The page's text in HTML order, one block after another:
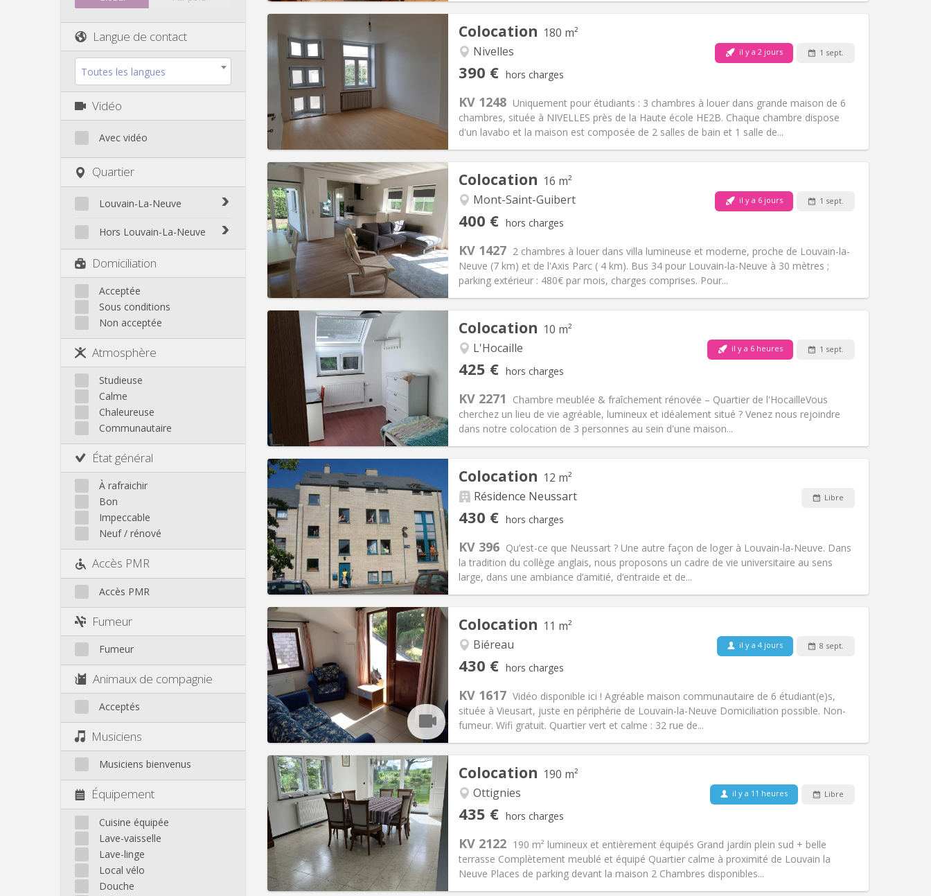
Langue de contact
Toutes les langues
Vidéo
Avec vidéo
Quartier
Louvain-La-Neuve
Biéreau
Centre
L'Hocaille
La Baraque
Lauzelle
Les Bruyères
Hors Louvain-La-Neuve
Genappe
Mont-Saint-Guibert
Nivelles
Ottignies
Rixensart
Walhain
Wavre
Autre
Domiciliation
Acceptée
Sous conditions
Non acceptée
Atmosphère
Studieuse
Calme
Chaleureuse
Communautaire
État général
À rafraichir
Bon
Impeccable
Neuf / rénové
Accès PMR
Accès PMR
Fumeur
Fumeur
Animaux de compagnie
Acceptés
Musiciens
Musiciens bienvenus
Équipement
Cuisine équipée
Lave-vaisselle
Lave-linge
Local vélo
Douche
Colocation 180 m²
Nivelles
390 € hors charges
il y a 2 jours 1 sept.
KV 1248 Uniquement pour étudiants : 3 chambres à louer dans grande maison de 6
chambres, située à NIVELLES près de la Haute école HE2B. Chaque chambre dispose
d'un lavabo et la maison est composée de 2 salles de bain et 1 salle de...
Infos Pratiques
Loyer:390 €
Charges:75 €
Durée:12 mois
Domiciliation: Sous conditions
Aménagement
Salle de bain:Commune
Superficie:180 m2
Autre
Atmosphère:Calme
Animaux de compagnie:Non
Colocation 16 m²
Mont-Saint-Guibert
400 € hors charges
il y a 6 jours 1 sept.
KV 1427 2 chambres à louer dans villa lumineuse et moderne, proche de Louvain-la-
Neuve (7 km) et de l'Axis Parc ( 4 km). Bus 34 pour Louvain-la-Neuve à 30 mètres ;
parking extérieur : 480€ par mois, charges comprises. Pour...
Infos Pratiques
Loyer: 400 €
Charges:80 €
Durée: 12 mois, 10 mois
Domiciliation:Non
Aménagement
Salle de bain:Commune
Superficie:16 m2
Autre
Atmosphère:Calme
Animaux de compagnie:Non
Colocation 10 m²
L'Hocaille
425 € hors charges
il y a 6 heures 1 sept.
KV 2271
Chambre meublée & fraîchement rénovée – Quartier de l'Hocaille ​Vous
cherchez un lieu de vie agréable, lumineux et idéalement situé ? Venez nous rejoindre
dans notre colocation de 3 personnes au sein d'une maison...
Infos Pratiques
425 €
Charges:150 €
Durée: 12 mois, 11 mois, 10 mois
Domiciliation:Non
Aménagement
Salle de bain:Commune
Superficie:10 m2
Autre
Atmosphère:Studieuse,
Non-fumeur
Animaux de compagnie:Non
Colocation 12 m²
Résidence Neussart
430 € hors charges
Libre
KV 396 Qu’est-ce que Neussart ? Une autre façon de loger à Louvain-la-Neuve. Dans
la tradition du collège anglais, nous proposons un cadre de vie universitaire au sens
large, dans une ambiance d’amitié, d’entraide et de...
Infos Pratiques
Loyer: 430 €
Charges:190 €
Durée:10 mois, 5-6 mois
Domiciliation:Acceptée
Aménagement
Salle de bain:Commune
Superficie:12 m2
Autre
Atmosphère:Studieuse,
Colocation 11 m²
Biéreau
430 € hors charges
il y a 4 jours 8 sept.
KV 1617 Vidéo disponible ici ! Agréable maison communautaire de 6 étudiant(e)s,
située à Vieusart, juste en périphérie de Louvain-la-Neuve Domiciliation possible. Non-
fumeur. Wifi gratuit. Quartier vert et calme : 32 rue de...
Infos Pratiques
Loyer:430 €
Charges: 100 €
Durée:12 mois
Domiciliation: Acceptée
Aménagement
Salle de bain:Commune
Superficie:11 m2
Autre
Atmosphère:Communautaire, calme
Animaux de compagnie:Non
Colocation 190 m²
Ottignies
435 € hors charges
il y a 11 heures Libre
KV 2122 190 m² lumineux et entièrement équipés Grand jardin plein sud + belle
terrasse Complètement meublé et équipé Quartier calme à proximité de Louvain la
Neuve Places de parking devant la maison 2 Chambres disponibles...
Infos Pratiques
Loyer: 435 €
Charges:160 €
Durée:12 mois, 11 mois
Domiciliation:Acceptée
Aménagement
Salle de bain: Commune
Superficie:190 m2
Autre
Atmosphère: Calme, communautaire
Animaux de compagnie:Non